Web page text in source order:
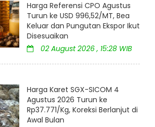
Harga Referensi CPO Agustus
Turun ke USD 996,52/MT, Bea
Keluar dan Pungutan Ekspor Ikut
Disesuaikan
02 August 2026 , 15:28 WIB
Harga Karet SGX-SICOM 4
Agustus 2026 Turun ke
Rp37.771/Kg, Koreksi Berlanjut di
Awal Bulan